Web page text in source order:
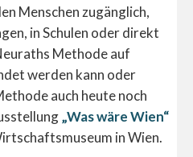
Menschen zugänglich,
in Schulen oder direkt
Methode auf
werden kann oder
auch heute noch
„Was wäre Wien“
in Wien.